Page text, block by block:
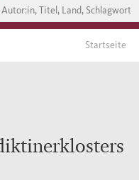
Startseite